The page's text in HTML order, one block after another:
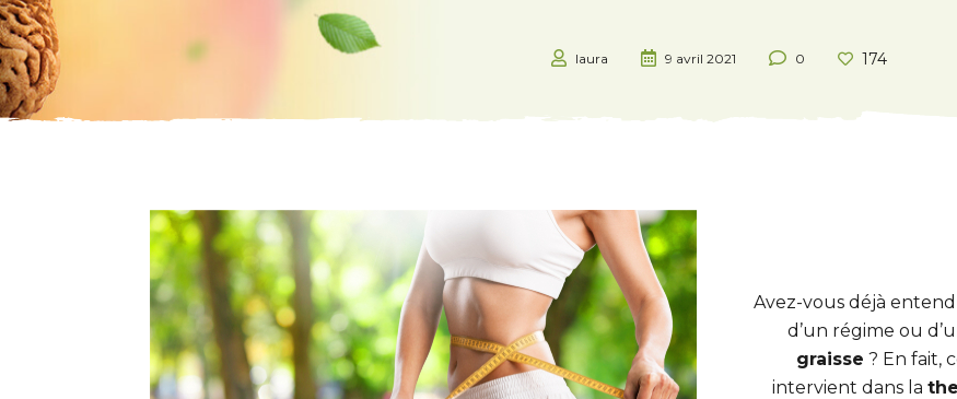
laura 9 avril 2021 0 174
Avez-vous déjà
d’un régime ou
graisse ? En fait,
intervient dans la